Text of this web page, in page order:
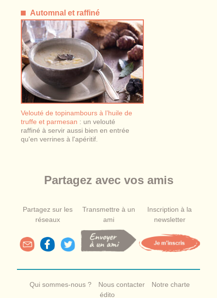
Automnal et raffiné
Velouté de topinambours à l’huile de
truffe et parmesan : un velouté
raffiné à servir aussi bien en entrée
qu'en verrines à l'apéritif.
Partagez avec vos amis
Partagez sur les
réseaux
Transmettre à un
ami
Inscription à la
newsletter
Qui sommes-nous ? Nous contacter
Notre charte
édito